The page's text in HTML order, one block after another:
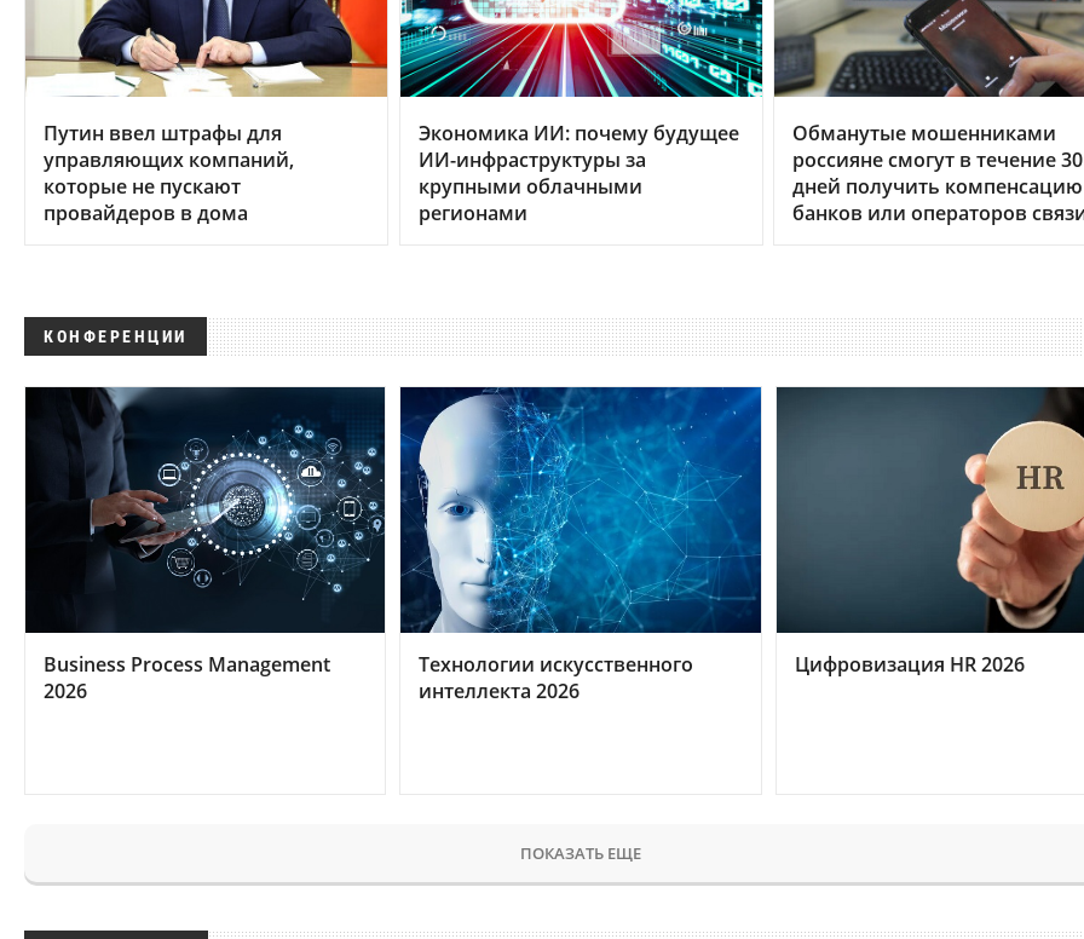
Путин ввел штрафы для
управляющих компаний,
которые не пускают
провайдеров в дома
Экономика ИИ: почему будущее
ИИ-инфраструктуры за
крупными облачными
регионами
Обманутые мошенниками
россияне смогут в течение 30
дней получить
банков или операторов
КОНФЕРЕНЦИИ
Business Process Management
2026
Технологии искусственного
интеллекта 2026
Цифровизация HR 2026
ПОКАЗАТЬ ЕЩЕ